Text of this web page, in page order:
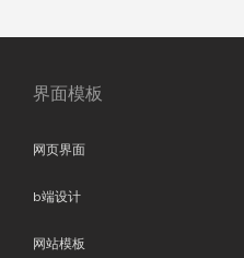
界面模板
网页界面
b端设计
网站模板